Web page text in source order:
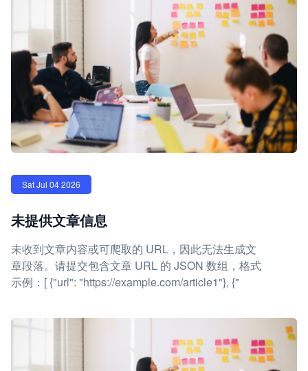
Sat Jul 04 2026
未提供文章信息
未收到文章内容或可爬取的 URL，因此无法生成文
章段落。请提交包含文章 URL 的 JSON 数组，格式
示例：[ {"url": "https://example.com/article1"}, {"